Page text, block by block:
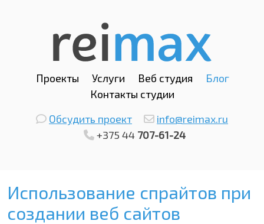
Проекты Услуги Веб студия
Блог
Контакты студии
Обсудить проект
info@reimax.ru
+375 44 707-61-24
Использование спрайтов при
создании веб сайтов